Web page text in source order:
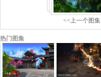
<<上一个图集
热门图集